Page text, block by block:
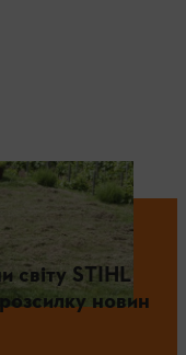
світу STIHL
новин